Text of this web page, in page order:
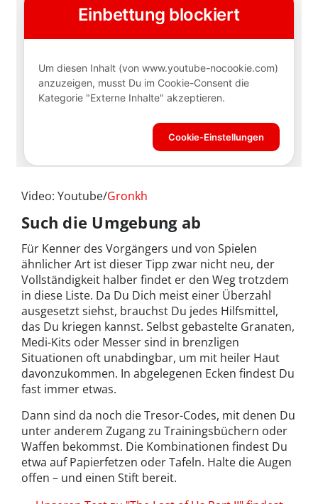
Video: Youtube/Gronkh
Such die Umgebung ab
Für Kenner des Vorgängers und von Spielen
ähnlicher Art ist dieser Tipp zwar nicht neu, der
Vollständigkeit halber findet er den Weg trotzdem
in diese Liste. Da Du Dich meist einer Überzahl
ausgesetzt siehst, brauchst Du jedes Hilfsmittel,
das Du kriegen kannst. Selbst gebastelte Granaten,
Medi-Kits oder Messer sind in brenzligen
Situationen oft unabdingbar, um mit heiler Haut
davonzukommen. In abgelegenen Ecken findest Du
fast immer etwas.
Dann sind da noch die Tresor-Codes, mit denen Du
unter anderem Zugang zu Trainingsbüchern oder
Waffen bekommst. Die Kombinationen findest Du
etwa auf Papierfetzen oder Tafeln. Halte die Augen
offen – und einen Stift bereit.